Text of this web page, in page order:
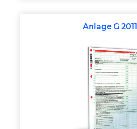
Anlage G 2011